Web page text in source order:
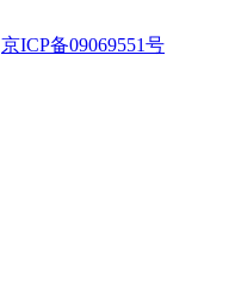
京ICP备09069551号